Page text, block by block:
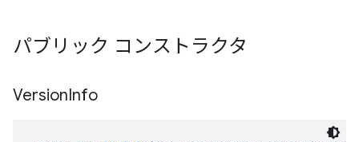
パブリック コンストラクタ
VersionInfo